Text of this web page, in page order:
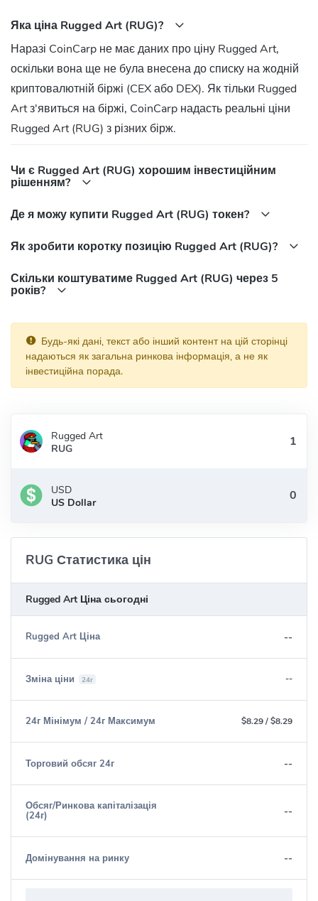
Яка ціна Rugged Art (RUG)?
Наразі CoinCarp не має даних про ціну Rugged Art,
оскільки вона ще не була внесена до списку на жодній
криптовалютній біржі (CEX або DEX). Як тільки Rugged
Art з'явиться на біржі, CoinCarp надасть реальні ціни
Rugged Art (RUG) з різних бірж.
Чи є Rugged Art (RUG) хорошим інвестиційним
рішенням?
Де я можу купити Rugged Art (RUG) токен?
Як зробити коротку позицію Rugged Art (RUG)?
Скільки коштуватиме Rugged Art (RUG) через 5
років?
Будь-які дані, текст або інший контент на цій сторінці
надаються як загальна ринкова інформація, а не як
інвестиційна порада.
Rugged Art
RUG
USD
US Dollar
RUG Статистика цін
Rugged Art Ціна сьогодні
Rugged Art Ціна --
Зміна ціни 24г --
24г Мінімум / 24г Максимум $8.29/$8.29
Торговий обсяг 24г --
Обсяг/Ринкова капіталізація
(24г) --
Домінування на ринку --